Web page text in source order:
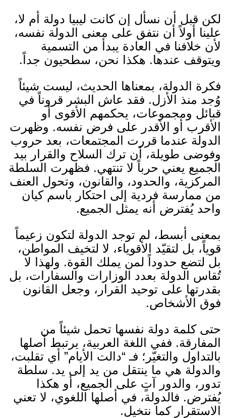
لكن قبل أن نسأل إن كانت ليبيا دولة أم لا،
علينا أولاً أن نتفق على معنى الدولة نفسه،
لأن خلافنا في العادة يبدأ من التسمية
ويتوقف عندها. هكذا نحن، سطحيون جداً.
فكرة الدولة، بمعناها الحديث، ليست شيئاً
وُجد منذ الأزل. فقد عاش البشر قروناً في
قبائل ومجموعات، يحكمهم الأقوى أو
الأقرب أو الأقدر على فرض نفسه. وظهرت
الدولة عندما قررت المجتمعات، بعد حروب
وفوضى طويلة، أن ترك السلاح والقرار بيد
الجميع يعني حرباً لا تنتهي. فظهرت السلطة
المركزية، والحدود، والقانون، وتحول العنف
من ممارسة فردية إلى احتكار باسم كيان
واحد يُفترض أنه يمثل الجميع.
بمعنى أبسط، لم توجد الدولة لتكون زعيماً
قوياً، بل لتقيّد الأقوياء، لا لتخيف المواطن،
بل لتضع حدوداً لمن يملك القوة. ولهذا لا
تُقاس الدولة بعدد الوزارات والسفارات، بل
بقدرتها على توحيد القرار، وجعل القانون
فوق الأشخاص.
حتى كلمة دولة نفسها تحمل شيئاً من
المفارقة. ففي اللغة العربية، يرتبط أصلها
بالتداول والتغيّر؛ فـ “دالت الأيام” أي تقلبت،
والدولة هي ما ينتقل من يد إلى يد. سلطة
تدور، والدور آتٍ على الجميع، أو هكذا
يُفترض. فالدولة، في أصلها اللغوي، لا تعني
الاستقرار كما نتخيل.